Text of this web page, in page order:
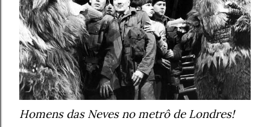
Homens das Neves no metrô de Londres!